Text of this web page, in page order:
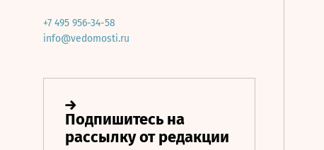
+7 495 956-34-58
info@vedomosti.ru